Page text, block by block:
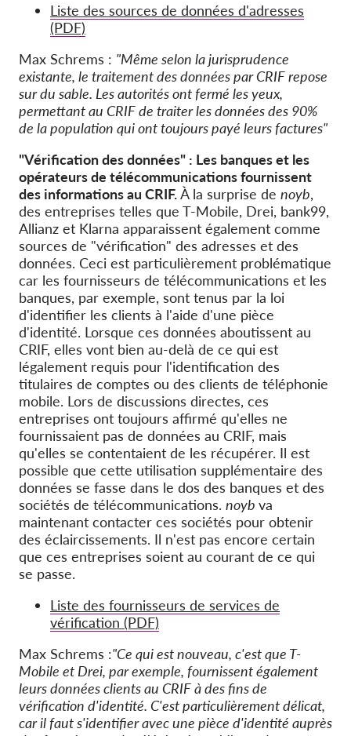
Liste des sources de données d'adresses
(PDF)
Max Schrems : "Même selon la jurisprudence
existante, le traitement des données par CRIF repose
sur du sable. Les autorités ont fermé les yeux,
permettant au CRIF de traiter les données des 90%
de la population qui ont toujours payé leurs factures"
"Vérification des données" : Les banques et les
opérateurs de télécommunications fournissent
des informations au CRIF.À la surprise de noyb,
des entreprises telles que T-Mobile, Drei, bank99,
Allianz et Klarna apparaissent également comme
sources de "vérification" des adresses et des
données. Ceci est particulièrement problématique
car les fournisseurs de télécommunications et les
banques, par exemple, sont tenus par la loi
d'identifier les clients à l'aide d'une pièce
d'identité. Lorsque ces données aboutissent au
CRIF, elles vont bien au-delà de ce qui est
légalement requis pour l'identification des
titulaires de comptes ou des clients de téléphonie
mobile. Lors de discussions directes, ces
entreprises ont toujours affirmé qu'elles ne
fournissaient pas de données au CRIF, mais
qu'elles se contentaient de les récupérer. Il est
possible que cette utilisation supplémentaire des
données se fasse dans le dos des banques et des
sociétés de télécommunications. noyb va
maintenant contacter ces sociétés pour obtenir
des éclaircissements. Il n'est pas encore certain
que ces entreprises soient au courant de ce qui
se passe.
Liste des fournisseurs de services de
vérification (PDF)
Max Schrems :"Ce qui est nouveau, c'est que T-
Mobile et Drei, par exemple, fournissent également
leurs données clients au CRIF à des fins de
vérification d'identité. C'est particulièrement délicat,
car il faut s'identifier avec une pièce d'identité auprès